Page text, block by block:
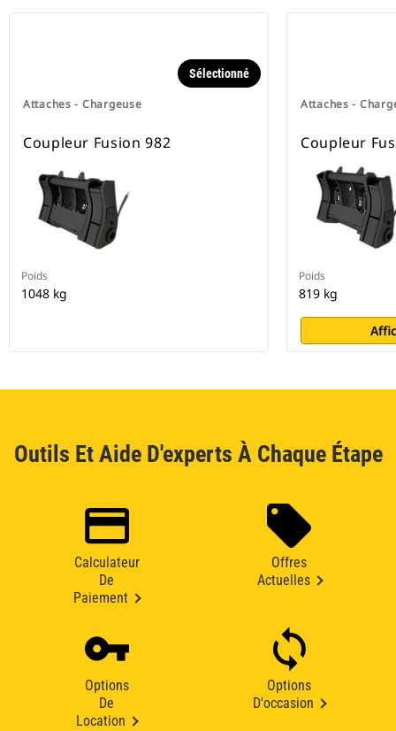
Attaches - Chargeuse
Sélectionné
Coupleur Fusion 982
Poids
1048 kg
Attaches -
Coupleur
Poids
819 kg
Outils Et Aide D'experts À Chaque Étape
Calculateur
De
Paiement
Offres
Actuelles
Options
De
Location
Options
D'occasion